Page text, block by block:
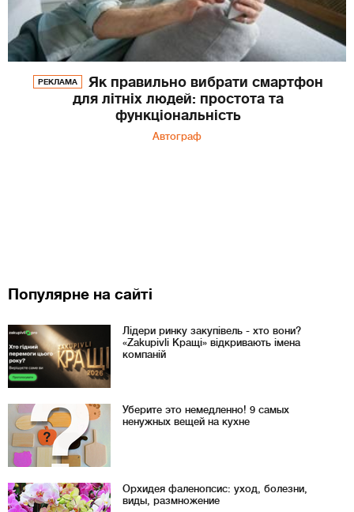
РЕКЛАМА
Як правильно вибрати смартфон
для літніх людей: простота та
функціональність
Автограф
Популярне на сайті
Лідери ринку закупівель - хто вони?
«Zakupivli Кращі» відкривають імена
компаній
Уберите это немедленно! 9 самых
ненужных вещей на кухне
Орхидея фаленопсис: уход, болезни,
виды, размножение